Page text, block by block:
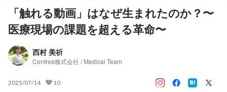
「触れる動画」はなぜ生まれたのか？〜
医療現場の課題を超える革命〜
西村 美祈
Contrea株式会社 / Medical Team
2025/07/14 10